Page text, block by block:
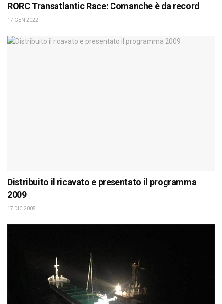
RORC Transatlantic Race: Comanche è da record
17 GEN 2022
Distribuito il ricavato e presentato il programma
2009
17 DIC 2008